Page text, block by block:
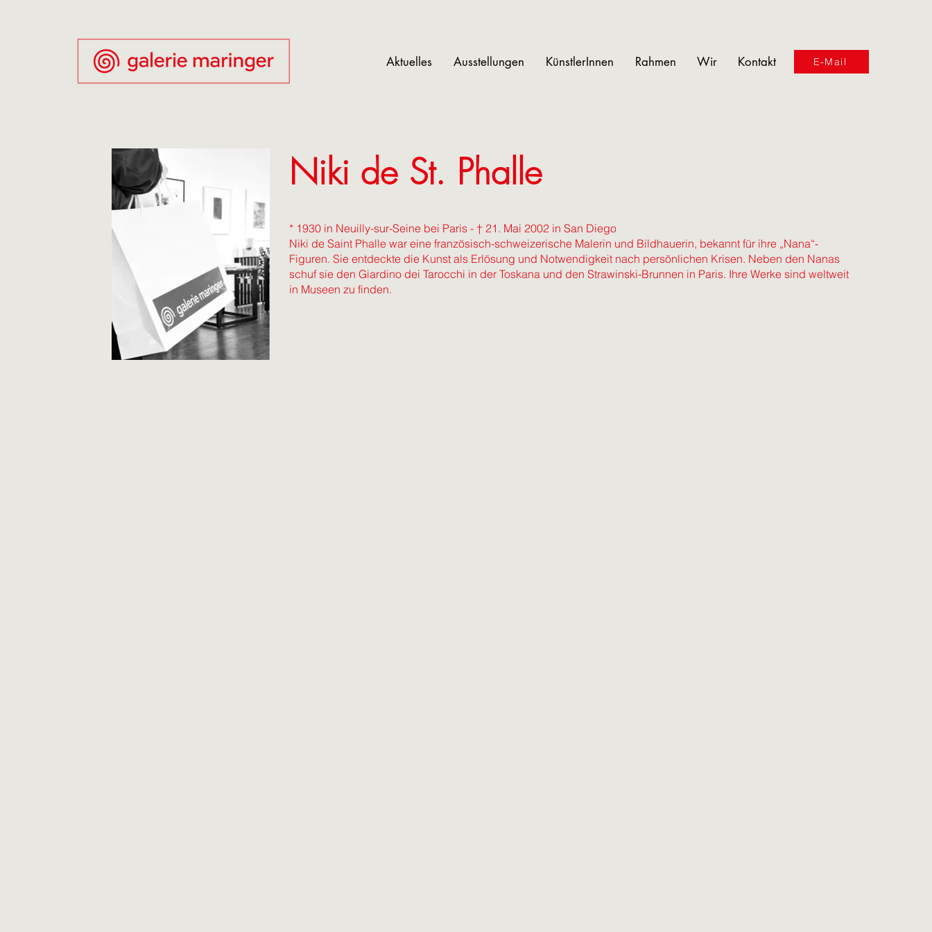
Aktuelles Ausstellungen KünstlerInnen Rahmen Wir Kontakt E-Mail
Niki de St. Phalle
* 1930 in Neuilly-sur-Seine bei Paris - † 21. Mai 2002 in San Diego
Niki de Saint Phalle war eine französisch-schweizerische Malerin und Bildhauerin, bekannt für ihre „Nana“-
Figuren. Sie entdeckte die Kunst als Erlösung und Notwendigkeit nach persönlichen Krisen. Neben den Nanas
schuf sie den Giardino dei Tarocchi in der Toskana und den Strawinski-Brunnen in Paris. Ihre Werke sind weltweit
in Museen zu finden.